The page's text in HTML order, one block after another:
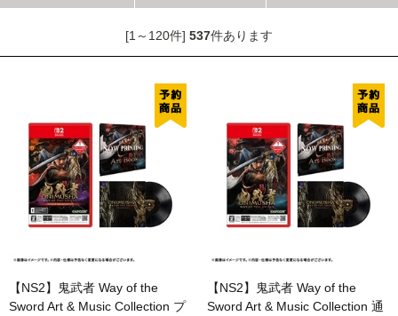
[1～120件] 537件あります
【NS2】鬼武者 Way of the
Sword Art & Music Collection プ
【NS2】鬼武者 Way of the
Sword Art & Music Collection 通